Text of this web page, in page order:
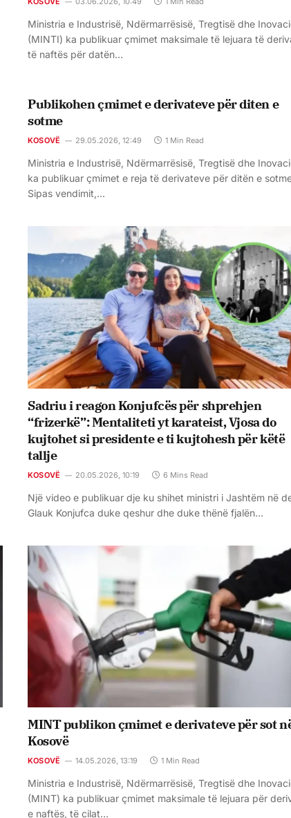
Ministria e Industrisë, Ndërmarrësisë, Tregtisë dhe
(MINTI) ka publikuar çmimet maksimale të lejuara të
të naftës për datën…
Publikohen çmimet e derivateve për diten e
sotme
KOSOVË 29.05.2026, 12:49 1 Min Read
Ministria e Industrisë, Ndërmarrësisë, Tregtisë dhe
ka publikuar çmimet e reja të derivateve për ditën e
Sipas vendimit,…
Sadriu i reagon Konjufcës për shprehjen
“frizerkë”: Mentaliteti yt karateist, Vjosa do
kujtohet si presidente e ti kujtohesh për këtë
tallje
KOSOVË 20.05.2026, 10:19 6 Mins Read
Një video e publikuar dje ku shihet ministri i Jashtëm në
Glauk Konjufca duke qeshur dhe duke thënë fjalën…
MINT publikon çmimet e derivateve për sot
Kosovë
KOSOVË 14.05.2026, 13:19 1 Min Read
Ministria e Industrisë, Ndërmarrësisë, Tregtisë dhe
(MINT) ka publikuar çmimet maksimale të lejuara për
e naftës, të cilat…